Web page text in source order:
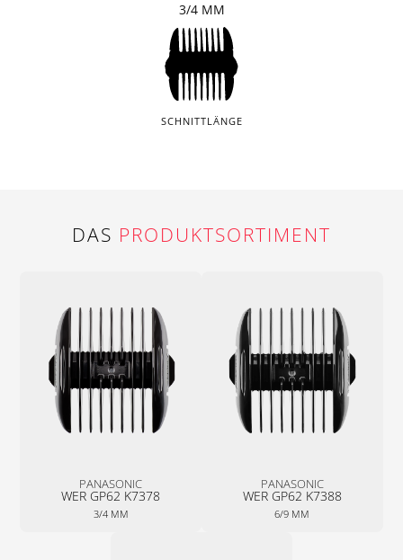
3/4 MM
SCHNITTLÄNGE
DAS PRODUKTSORTIMENT
PANASONIC
WER GP62 K7378
3/4 MM
PANASONIC
WER GP62 K7388
6/9 MM